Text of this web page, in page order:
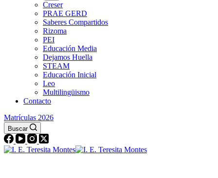
Creser
PRAE GERD
Saberes Compartidos
Rizoma
PEI
Educación Media
Dejamos Huella
STEAM
Educación Inicial
Leo
Multilingüismo
Contacto
Matrículas 2026
Buscar